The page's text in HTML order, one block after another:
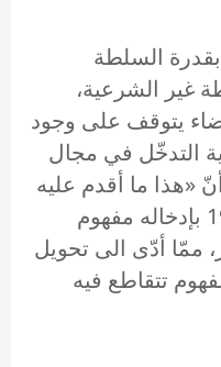
السلطة
غير الشرعية،
يتوقف على وجود
التدخّل في مجال
«هذا ما أقدم عليه
المشرّع الدستوري سنة 1990 بإدخاله مفهوم
ممّا أدّى الى تحويل
تتقاطع فيه